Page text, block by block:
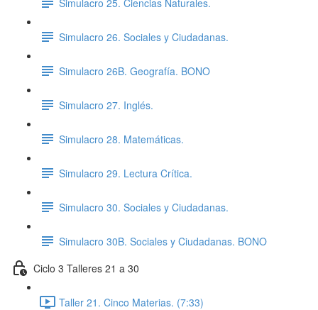
Simulacro 26. Sociales y Ciudadanas.
Simulacro 26B. Geografía. BONO
Simulacro 27. Inglés.
Simulacro 28. Matemáticas.
Simulacro 29. Lectura Crítica.
Simulacro 30. Sociales y Ciudadanas.
Simulacro 30B. Sociales y Ciudadanas. BONO
Ciclo 3 Talleres 21 a 30
Taller 21. Cinco Materias. (7:33)